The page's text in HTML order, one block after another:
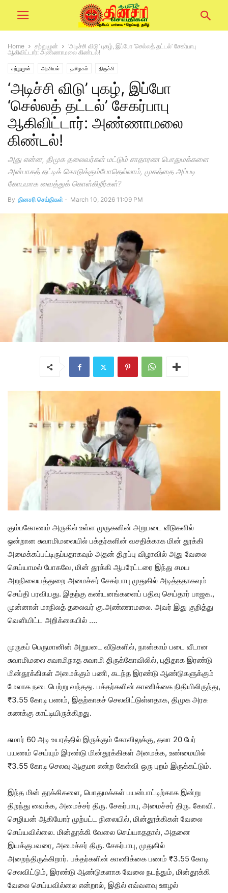
Home சற்றுமுன்
‘அடிச்சி விடு’ புகழ், இப்போ ‘செல்லத் தட்டல்’ சேகர்பாபு
ஆகிவிட்டார்: அண்ணாமலை கிண்டல்!
சற்றுமுன் அரசியல் தமிழகம் திருச்சி
‘அடிச்சி விடு’ புகழ், இப்போ
‘செல்லத் தட்டல்’ சேகர்பாபு
ஆகிவிட்டார்: அண்ணாமலை
கிண்டல்!
அது என்ன, திமுக தலைவர்கள் மட்டும் சாதாரண பொதுமக்களை
அன்பாகத் தட்டிக் கொடுக்கும்போதெல்லாம், முகத்தை அப்படி
கோபமாக வைத்துக் கொள்கிறீர்கள்?
By தினசரி செய்திகள் - March 10, 2026 11:09 PM
கும்பகோணம் அருகில் உள்ள முருகனின் அறுபடை வீடுகளில்
ஒன்றான சுவாமிமலையில் பக்தர்களின் வசதிக்காக மின் தூக்கி
அமைக்கப்பட்டிருப்பதாகவும் அதன் திறப்பு விழாவில் அது வேலை
செய்யாமல் போகவே, மின் தூக்கி ஆபரேட்டரை இந்து சமய
அறநிலையத்துறை அமைச்சர் சேகர்பாபு முதுகில் அடித்ததாகவும்
செய்தி பரவியது. இதற்கு கண்டனங்களைப் பதிவு செய்தார் பாஜக.,
முன்னாள் மாநிலத் தலைவர் கு.அண்ணாமலை. அவர் இது குறித்து
வெளியிட்ட அறிக்கையில் ….
முருகப் பெருமானின் அறுபடை வீடுகளில், நான்காம் படை வீடான
சுவாமிமலை சுவாமிநாத சுவாமி திருக்கோவிலில், புதிதாக இரண்டு
மின்தூக்கிகள் அமைக்கும் பணி, கடந்த இரண்டு ஆண்டுகளுக்கும்
மேலாக நடைபெற்று வந்தது. பக்தர்களின் காணிக்கை நிதியிலிருந்து,
₹3.55 கோடி பணம், இதற்காகச் செலவிட்டுள்ளதாக, திமுக அரசு
கணக்கு காட்டியிருக்கிறது.
சுமார் 60 அடி உயரத்தில் இருக்கும் கோவிலுக்கு, தலா 20 பேர்
பயணம் செய்யும் இரண்டு மின்தூக்கிகள் அமைக்க, உண்மையில்
₹3.55 கோடி செலவு ஆகுமா என்ற கேள்வி ஒரு புறம் இருக்கட்டும்.
இந்த மின் தூக்கிகளை, பொதுமக்கள் பயன்பாட்டிற்காக இன்று
திறந்து வைக்க, அமைச்சர் திரு. சேகர்பாபு, அமைச்சர் திரு. கோவி.
செழியன் ஆகியோர் முற்பட்ட நிலையில், மின்தூக்கிகள் வேலை
செய்யவில்லை. மின்தூக்கி வேலை செய்யாததால், அதனை
இயக்குபவரை, அமைச்சர் திரு. சேகர்பாபு, முதுகில்
அறைந்திருக்கிறார். பக்தர்களின் காணிக்கை பணம் ₹3.55 கோடி
செலவிட்டும், இரண்டு ஆண்டுகளாக வேலை நடந்தும், மின்தூக்கி
வேலை செய்யவில்லை என்றால், இதில் எவ்வளவு ஊழல்